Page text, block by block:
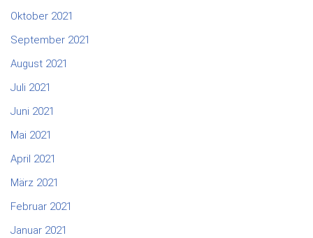
Oktober 2021
September 2021
August 2021
Juli 2021
Juni 2021
Mai 2021
April 2021
März 2021
Februar 2021
Januar 2021